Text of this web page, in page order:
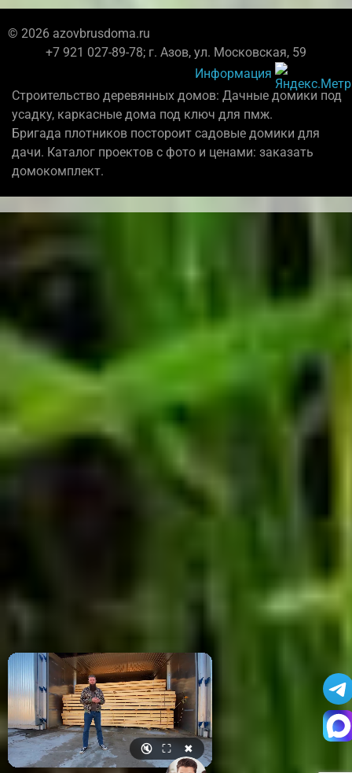
© 2026 azovbrusdoma.ru
+7 921 027-89-78; г. Азов, ул. Московская, 59
Информация
Строительство деревянных домов: Дачные домики под
усадку, каркасные дома под ключ для пмж.
Бригада плотников постороит садовые домики для
дачи. Каталог проектов с фото и ценами: заказать
домокомплект.
🔇 ⛶ ✖